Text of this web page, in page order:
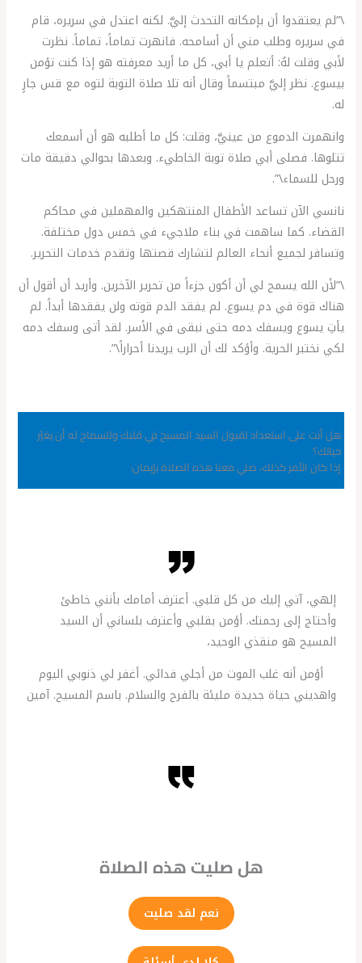
\”لم يعتقدوا أن بإمكانه التحدث إليَّ. لكنه اعتدل في سريره، قام
في سريره وطلب مني أن أسامحه. فانهرت تماماً، تماماً. نظرت
لأبي وقلت لهُ: أتعلم يا أبي، كل ما أريد معرفته هو إذا كنت تؤمن
بيسوع. نظر إليَّ مبتسماً وقال أنه تلا صلاة التوبة لتوه مع قس جارٍ
له.
وانهمرت الدموع من عينيَّ، وقلت: كل ما أطلبه هو أن أسمعك
تتلوها. فصلى أبي صلاة توبة الخاطيء. وبعدها بحوالي دقيقة مات
ورحل للسماء\”.
نانسي الآن تساعد الأطفال المنتهكين والمهملين في محاكم
القضاء. كما ساهمت في بناء ملاجيء في خمس دول مختلفة.
وتسافر لجميع أنحاء العالم لتشارك قصتها وتقدم خدمات التحرير.
\”لأن الله يسمح لي أن أكون جزءاً من تحرير الآخرين. وأريد أن أقول أن
هناك قوة في دم يسوع. لم يفقد الدم قوته ولن يفقدها أبداً. لم
يأتِ يسوع ويسفك دمه حتى نبقى في الأسر. لقد أتى وسفك دمه
لكي نختبر الحرية. وأؤكد لك أن الرب يريدنا أحراراً\”.
هل أنت على استعداد لقبول السيد المسيح في قلبك وللسماح له أن يغيّر
حياتك؟
إذا كان الأمر كذلك، صلي معنا هذه الصلاة بإيمان:
إلهي، آتي إليك من كل قلبي. أعترف أمامك بأنني خاطئ
وأحتاج إلى رحمتك. أؤمن بقلبي وأعترف بلساني أن السيد
المسيح هو منقذي الوحيد،
أؤمن أنه غلب الموت من أجلي فدائي. أغفر لي ذنوبي اليوم
واهديني حياة جديدة مليئة بالفرح والسلام. باسم المسيح. آمين
هل صليت هذه الصلاة
نعم لقد صليت